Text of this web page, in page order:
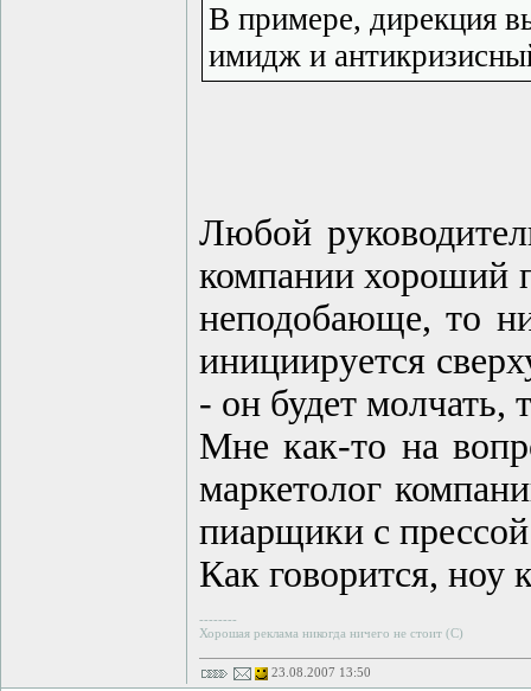
В примере, дирекция
имидж и
Любой
компании хороший
неподобающе, то
инициируется
- он будет молчать,
Мне как-то на
маркетолог
пиарщики с
Как говорится, ноу
--------
Хорошая реклама никогда ничего не стоит (С)
23.08.2007 13:50